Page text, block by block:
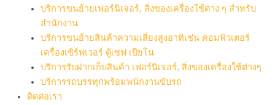
บริการขนย้ายเฟอร์นิเจอร์, สิ่งของเครื่องใช้ต่าง ๆ สำหรับ
สำนักงาน
บริการขนย้ายสินค้าความเสี่ยงสูงอาทิเช่น คอมพิวเตอร์
เครื่องเซิร์ฟเวอร์ ตู้เซฟ เปียโน
บริการรับฝากเก็บสินค้า เฟอร์นิเจอร์, สิ่งของเครื่องใช้ต่างๆ
บริการรถบรรทุกพร้อมพนักงานขับรถ
ติดต่อเรา